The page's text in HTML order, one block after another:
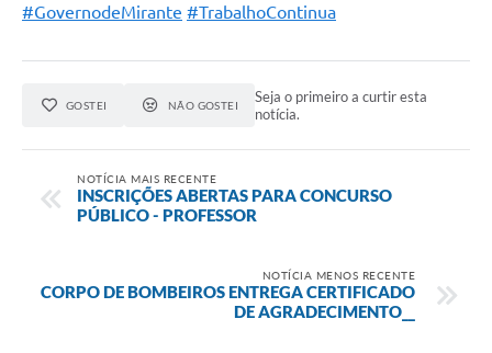
#GovernodeMirante #TrabalhoContinua
GOSTEI NÃO GOSTEI
Seja o primeiro a curtir esta
notícia.
NOTÍCIA MAIS RECENTE
INSCRIÇÕES ABERTAS PARA CONCURSO
PÚBLICO - PROFESSOR
NOTÍCIA MENOS RECENTE
CORPO DE BOMBEIROS ENTREGA CERTIFICADO
DE AGRADECIMENTO__